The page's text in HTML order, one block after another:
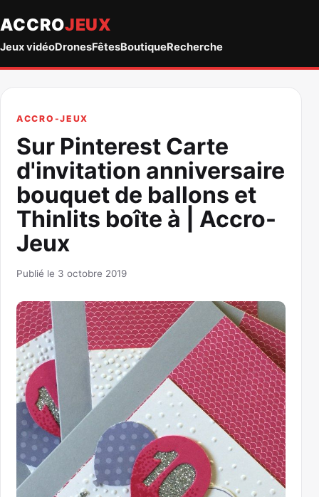
ACCROJEUX
Jeux vidéoDronesFêtesBoutiqueRecherche
ACCRO-JEUX
Sur Pinterest Carte
d'invitation anniversaire
bouquet de ballons et
Thinlits boîte à | Accro-
Jeux
Publié le 3 octobre 2019